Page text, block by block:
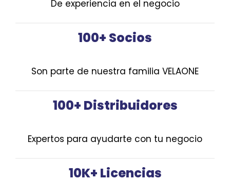
De experiencia en el negocio
100+ Socios
Son parte de nuestra familia VELAONE
100+ Distribuidores
Expertos para ayudarte con tu negocio
10K+ Licencias